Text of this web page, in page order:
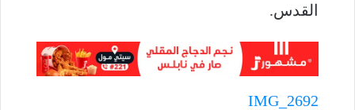
القدس.
IMG_2692